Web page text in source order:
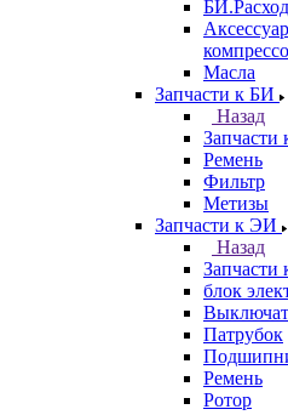
Масла
Запчасти к БИ
Назад
Запчасти
Ремень
Фильтр
Метизы
Запчасти к ЭИ
Назад
Запчасти
блок
Патрубок
Ремень
Ротор